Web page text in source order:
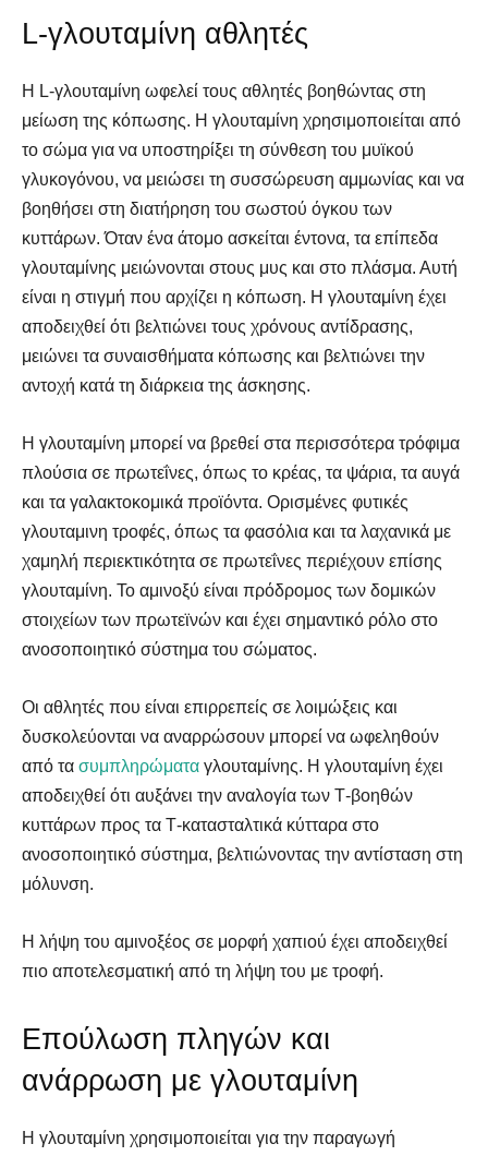
L-γλουταμίνη αθλητές
Η L-γλουταμίνη ωφελεί τους αθλητές βοηθώντας στη
μείωση της κόπωσης. Η γλουταμίνη χρησιμοποιείται από
το σώμα για να υποστηρίξει τη σύνθεση του μυϊκού
γλυκογόνου, να μειώσει τη συσσώρευση αμμωνίας και να
βοηθήσει στη διατήρηση του σωστού όγκου των
κυττάρων. Όταν ένα άτομο ασκείται έντονα, τα επίπεδα
γλουταμίνης μειώνονται στους μυς και στο πλάσμα. Αυτή
είναι η στιγμή που αρχίζει η κόπωση. Η γλουταμίνη έχει
αποδειχθεί ότι βελτιώνει τους χρόνους αντίδρασης,
μειώνει τα συναισθήματα κόπωσης και βελτιώνει την
αντοχή κατά τη διάρκεια της άσκησης.
Η γλουταμίνη μπορεί να βρεθεί στα περισσότερα τρόφιμα
πλούσια σε πρωτεΐνες, όπως το κρέας, τα ψάρια, τα αυγά
και τα γαλακτοκομικά προϊόντα. Ορισμένες φυτικές
γλουταμινη τροφές, όπως τα φασόλια και τα λαχανικά με
χαμηλή περιεκτικότητα σε πρωτεΐνες περιέχουν επίσης
γλουταμίνη. Το αμινοξύ είναι πρόδρομος των δομικών
στοιχείων των πρωτεϊνών και έχει σημαντικό ρόλο στο
ανοσοποιητικό σύστημα του σώματος.
Οι αθλητές που είναι επιρρεπείς σε λοιμώξεις και
δυσκολεύονται να αναρρώσουν μπορεί να ωφεληθούν
από τα συμπληρώματα γλουταμίνης. Η γλουταμίνη έχει
αποδειχθεί ότι αυξάνει την αναλογία των Τ-βοηθών
κυττάρων προς τα Τ-κατασταλτικά κύτταρα στο
ανοσοποιητικό σύστημα, βελτιώνοντας την αντίσταση στη
μόλυνση.
Η λήψη του αμινοξέος σε μορφή χαπιού έχει αποδειχθεί
πιο αποτελεσματική από τη λήψη του με τροφή.
Επούλωση πληγών και
ανάρρωση με γλουταμίνη
Η γλουταμίνη χρησιμοποιείται για την παραγωγή